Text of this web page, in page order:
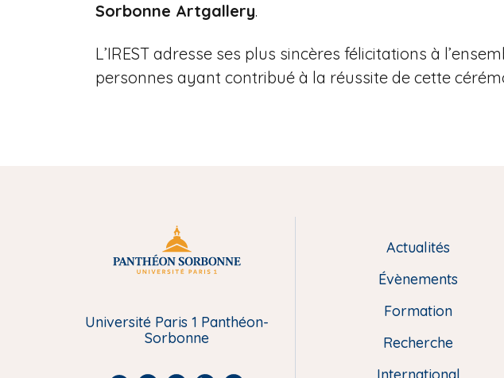
Sorbonne Artgallery.
L’IREST adresse ses plus sincères félicitations à
personnes ayant contribué à la réussite de cette
Université Paris 1 Panthéon-
Sorbonne
Actualités
Évènements
Formation
Recherche